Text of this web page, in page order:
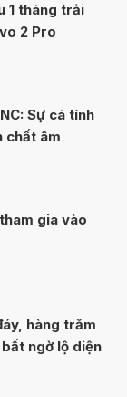
1 tháng trải
2 Pro
Sự cá tính
chất âm
gia vào
hàng trăm
ngờ lộ diện